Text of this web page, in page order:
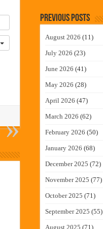
Previous Posts
August 2026 (11)
July 2026 (23)
June 2026 (41)
May 2026 (28)
April 2026 (47)
March 2026 (62)
February 2026 (50)
January 2026 (68)
December 2025 (72)
November 2025 (77)
October 2025 (71)
September 2025 (55)
August 2025 (71)